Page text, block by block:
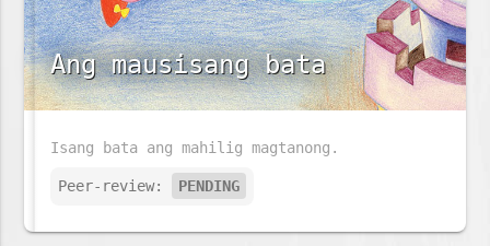
Ang mausisang bata
Isang bata ang mahilig magtanong.
Peer-review: PENDING